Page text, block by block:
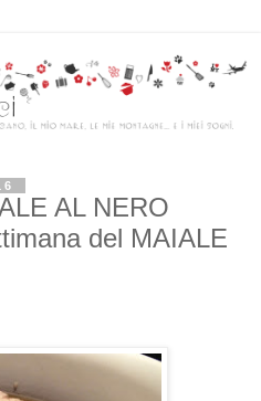
AL NERO
del MAIALE